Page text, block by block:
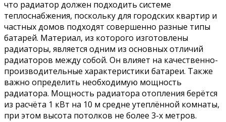
что радиатор должен подходить системе
теплоснабжения, поскольку для городских квартир и
частных домов подходят совершенно разные типы
батарей. Материал, из которого изготовлены
радиаторы, является одним из основных отличий
радиаторов между собой. Он влияет на качественно-
производительные характеристики батареи. Также
важно определить необходимую мощность
радиатора. Мощность радиатора отопления берётся
из расчёта 1 кВт на 10 м средне утеплённой комнаты,
при этом высота потолков не более 3-х метров.